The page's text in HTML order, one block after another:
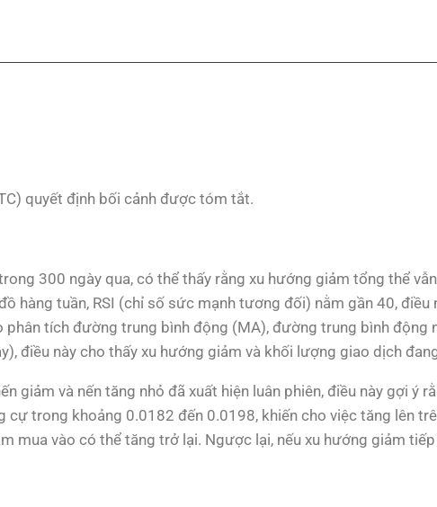
quyết định bối cảnh được tóm tắt.
300 ngày qua, có thể thấy rằng xu hướng giảm tổng thể
hàng tuần, RSI (chỉ số sức mạnh tương đối) nằm gần 40, điều
tích đường trung bình động (MA), đường trung bình động
điều này cho thấy xu hướng giảm và khối lượng giao dịch
giảm và nến tăng nhỏ đã xuất hiện luân phiên, điều này gợi ý
cự trong khoảng 0.0182 đến 0.0198, khiến cho việc tăng lên
mua vào có thể tăng trở lại. Ngược lại, nếu xu hướng giảm